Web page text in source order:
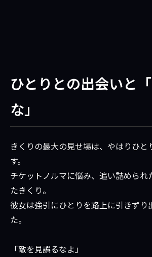
ひとりとの出会いと
な」
きくりの最大の見せ場は、やはりひと
す。
チケットノルマに悩み、追い詰められ
たきくり。
彼女は強引にひとりを路上に引きずり
た。
「敵を見誤るなよ」